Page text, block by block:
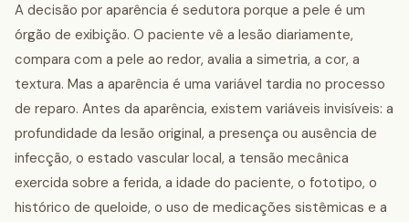
A decisão por aparência é sedutora porque a pele é um
órgão de exibição. O paciente vê a lesão diariamente,
compara com a pele ao redor, avalia a simetria, a cor, a
textura. Mas a aparência é uma variável tardia no processo
de reparo. Antes da aparência, existem variáveis invisíveis: a
profundidade da lesão original, a presença ou ausência de
infecção, o estado vascular local, a tensão mecânica
exercida sobre a ferida, a idade do paciente, o fototipo, o
histórico de queloide, o uso de medicações sistêmicas e a